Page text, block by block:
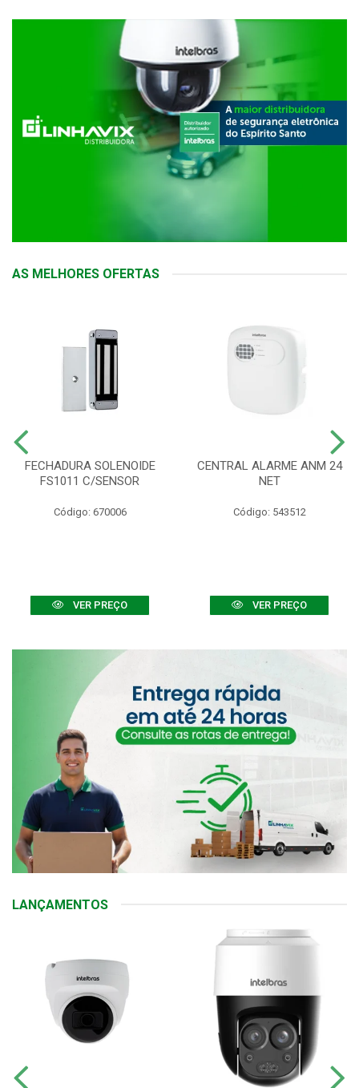
AS MELHORES OFERTAS
FECHADURA SOLENOIDE
FS1011 C/SENSOR
Código: 670006
VER PREÇO
CENTRAL ALARME ANM 24
NET
Código: 543512
VER PREÇO
LANÇAMENTOS